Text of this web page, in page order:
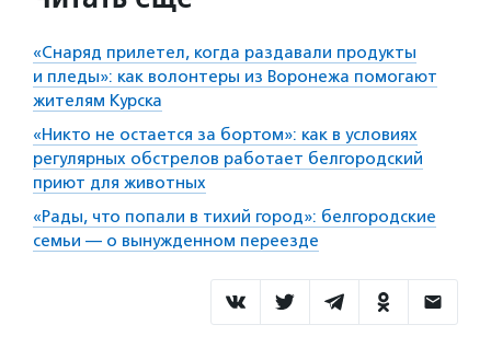
«Снаряд прилетел, когда раздавали продукты
и пледы»: как волонтеры из Воронежа помогают
жителям Курска
«Никто не остается за бортом»: как в условиях
регулярных обстрелов работает белгородский
приют для животных
«Рады, что попали в тихий город»: белгородские
семьи — о вынужденном переезде